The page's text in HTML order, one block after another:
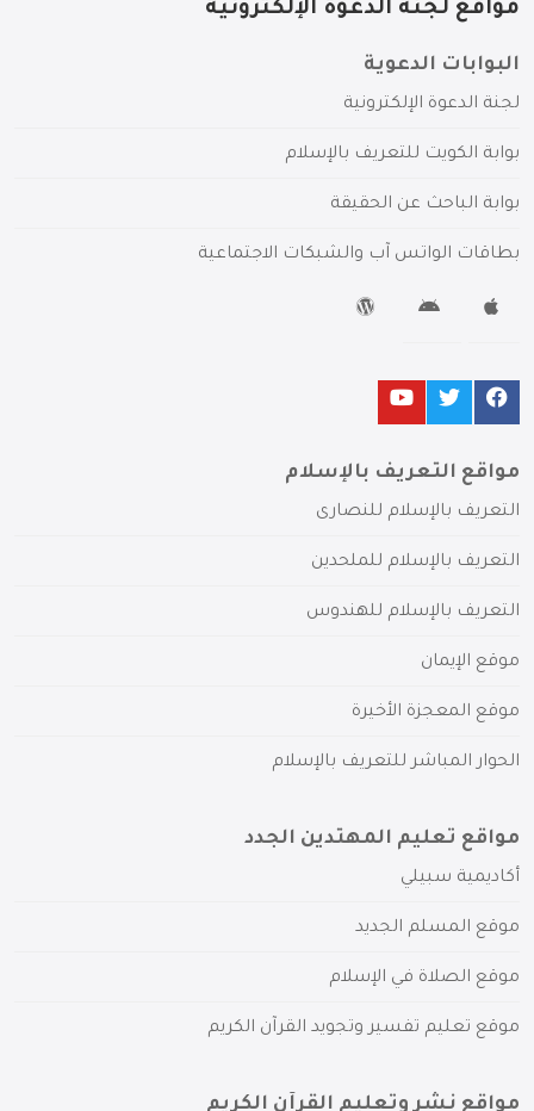
مواقع لجنة الدعوة الإلكترونية
البوابات الدعوية
لجنة الدعوة الإلكترونية
بوابة الكويت للتعريف بالإسلام
بوابة الباحث عن الحقيقة
بطاقات الواتس آب والشبكات الاجتماعية
مواقع التعريف بالإسلام
التعريف بالإسلام للنصارى
التعريف بالإسلام للملحدين
التعريف بالإسلام للهندوس
موقع الإيمان
موقع المعجزة الأخيرة
الحوار المباشر للتعريف بالإسلام
مواقع تعليم المهتدين الجدد
أكاديمية سبيلي
موقع المسلم الجديد
موقع الصلاة في الإسلام
موقع تعليم تفسير وتجويد القرآن الكريم
مواقع نشر وتعليم القرآن الكريم